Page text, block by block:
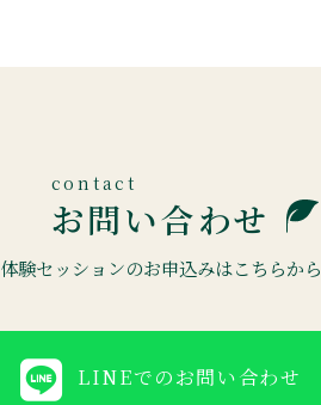
お問い合わせ
体験セッションのお申込みはこちらから
LINEでのお問い合わせ